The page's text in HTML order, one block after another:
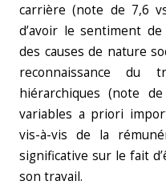
carrière (note de 7,6
d’avoir le sentiment
des causes de nature
reconnaissance du
hiérarchiques (note
variables a priori
vis-à-vis de la
significative sur le fait
son travail.